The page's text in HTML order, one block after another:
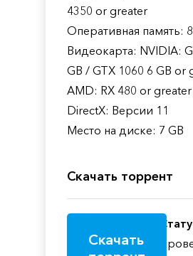
4350 or greater
Оперативная память:
Видеокарта: NVIDIA:
GB / GTX 1060 6 GB or
AMD: RX 480 or greater
DirectX: Версии 11
Место на диске: 7 GB
Скачать торрент
Скачать